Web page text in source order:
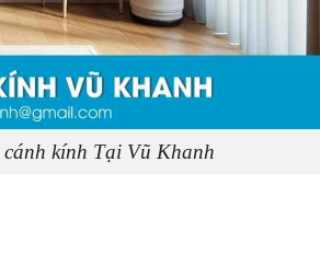
kính Tại Vũ Khanh